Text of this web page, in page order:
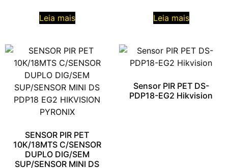
Leia mais Leia mais
SENSOR PIR PET
10K/18MTS C/SENSOR
DUPLO DIG/SEM
SUP/SENSOR MINI DS
Sensor PIR PET DS-
PDP18-EG2 Hikvision